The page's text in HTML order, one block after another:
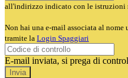
all'indirizzo indicato con le istruzioni
Non hai una e-mail associata al
tramite la Login Spaggiari
E-mail inviata, si prega di